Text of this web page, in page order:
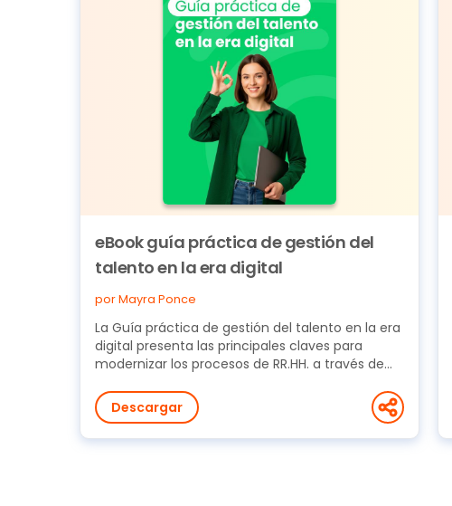
eBook guía práctica de gestión del
talento en la era digital
por Mayra Ponce
La Guía práctica de gestión del talento en la era
digital presenta las principales claves para
modernizar los procesos de RR.HH. a través de
Descargar